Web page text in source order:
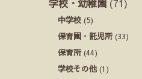
学校・幼稚園 (71)
中学校 (5)
保育園・託児所(33)
保育所(44)
学校その他 (1)